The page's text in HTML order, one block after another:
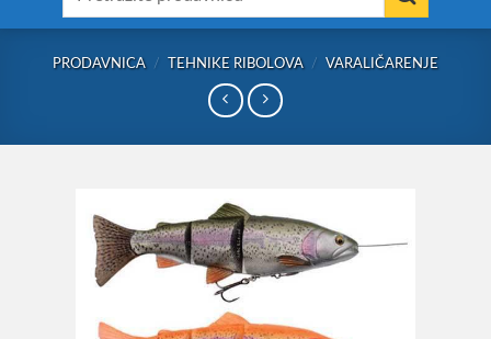
PRODAVNICA / TEHNIKE RIBOLOVA / VARALIČARENJE